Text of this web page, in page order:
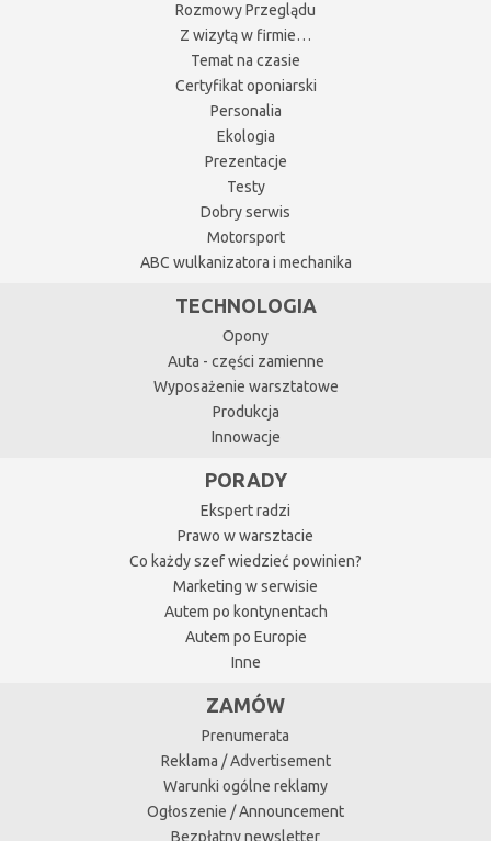
Rozmowy Przeglądu
Z wizytą w firmie…
Temat na czasie
Certyfikat oponiarski
Personalia
Ekologia
Prezentacje
Testy
Dobry serwis
Motorsport
ABC wulkanizatora i mechanika
TECHNOLOGIA
Opony
Auta - części zamienne
Wyposażenie warsztatowe
Produkcja
Innowacje
PORADY
Ekspert radzi
Prawo w warsztacie
Co każdy szef wiedzieć powinien?
Marketing w serwisie
Autem po kontynentach
Autem po Europie
Inne
ZAMÓW
Prenumerata
Reklama / Advertisement
Warunki ogólne reklamy
Ogłoszenie / Announcement
Bezpłatny newsletter